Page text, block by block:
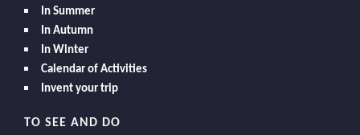
In Summer
In Autumn
In Winter
Calendar of Activities
Invent your trip
TO SEE AND DO